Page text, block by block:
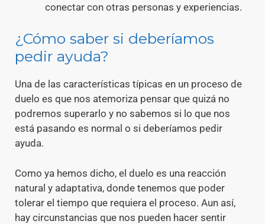
conectar con otras personas y experiencias.
¿Cómo saber si deberíamos
pedir ayuda?
Una de las características típicas en un proceso de
duelo es que nos atemoriza pensar que quizá no
podremos superarlo y no sabemos si lo que nos
está pasando es normal o si deberíamos pedir
ayuda.
Como ya hemos dicho, el duelo es una reacción
natural y adaptativa, donde tenemos que poder
tolerar el tiempo que requiera el proceso. Aun así,
hay circunstancias que nos pueden hacer sentir